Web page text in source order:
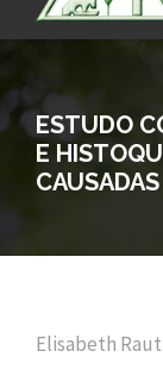
ESTUDO
E
Elisabeth